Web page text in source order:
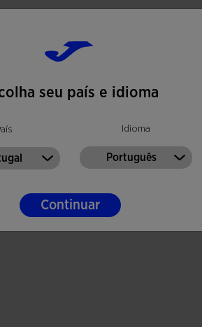
seu país e idioma
Idioma
Português
Continuar